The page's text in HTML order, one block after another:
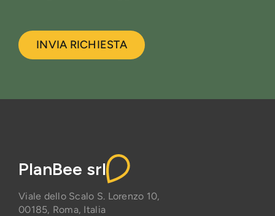
INVIA RICHIESTA
PlanBee srl
Viale dello Scalo S. Lorenzo 10,
00185, Roma, Italia